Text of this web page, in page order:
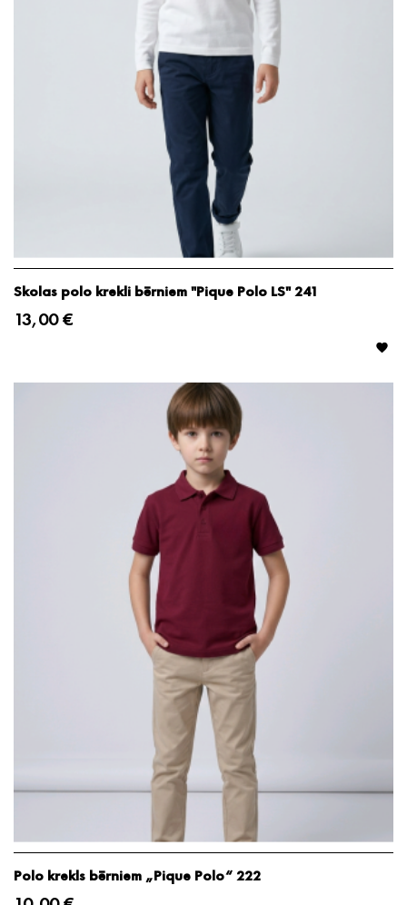
Skolas polo krekli bērniem "Pique Polo LS" 241
13,00 €

Polo krekls bērniem „Pique Polo“ 222